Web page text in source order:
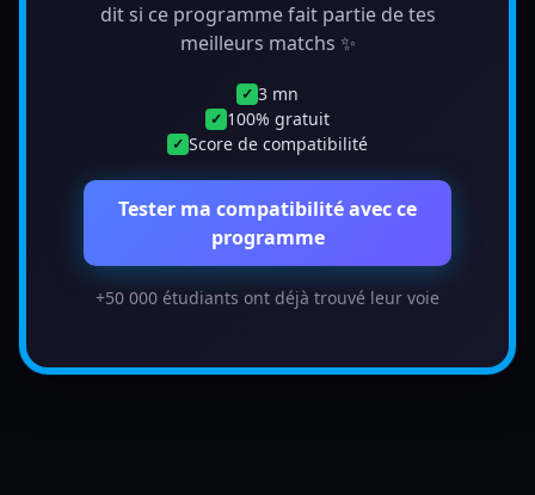
dit si ce programme fait partie de tes
meilleurs matchs ✨
✓ 3 mn
✓ 100% gratuit
✓ Score de compatibilité
Tester ma compatibilité avec ce
programme
+50 000 étudiants ont déjà trouvé leur voie